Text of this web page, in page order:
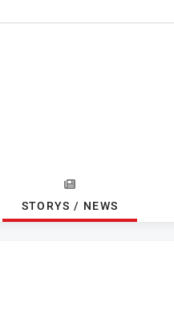
STORYS / NEWS